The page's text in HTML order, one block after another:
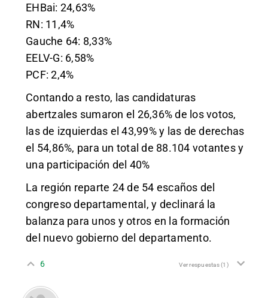
EHBai: 24,63%
RN: 11,4%
Gauche 64: 8,33%
EELV-G: 6,58%
PCF: 2,4%
Contando a resto, las candidaturas
abertzales sumaron el 26,36% de los votos,
las de izquierdas el 43,99% y las de derechas
el 54,86%, para un total de 88.104 votantes y
una participación del 40%
La región reparte 24 de 54 escaños del
congreso departamental, y declinará la
balanza para unos y otros en la formación
del nuevo gobierno del departamento.
6 Ver respuestas(1)